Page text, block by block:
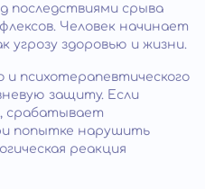
последствиями срыва
Человек начинает
угрозу здоровью и жизни.
психотерапевтического
защиту. Если
срабатывает
попытке нарушить
реакция